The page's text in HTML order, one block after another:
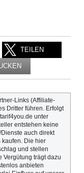
TEILEN
Links (Affiliate-
Dritter führen. Erfolgt
unter
entstehen keine
auch direkt
kaufen. Die hier
und stellen
Vergütung trägt dazu
anbieten